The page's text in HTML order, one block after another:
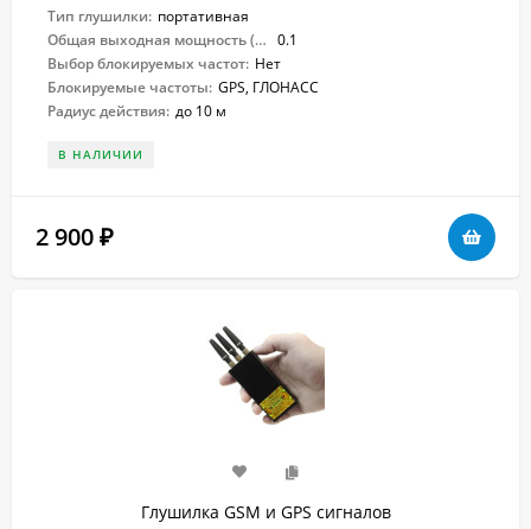
Тип глушилки: портативная
Общая выходная мощность (Вт): 0.1
Выбор блокируемых частот: Нет
Блокируемые частоты: GPS, ГЛОНАСС
Радиус действия: до 10 м
В НАЛИЧИИ
2 900 ₽
Глушилка GSM и GPS сигналов